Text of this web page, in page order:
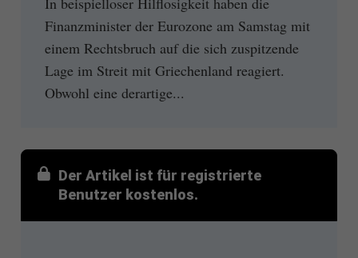
Finanzminister der Eurozone am Samstag mit
einem Rechtsbruch auf die sich zuspitzende
Lage im Streit mit Griechenland reagiert.
Obwohl eine derartige...
Der Artikel ist für registrierte
Benutzer kostenlos.